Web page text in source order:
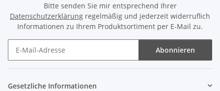
Bitte senden Sie mir entsprechend Ihrer
Datenschutzerklärung regelmäßig und jederzeit widerruflich
Informationen zu Ihrem Produktsortiment per E-Mail zu.
Abonnieren
Gesetzliche Informationen